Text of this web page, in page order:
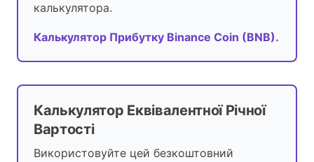
калькулятора.
Калькулятор Прибутку Binance Coin (BNB).
Калькулятор Еквівалентної Річної
Вартості
Використовуйте цей безкоштовний